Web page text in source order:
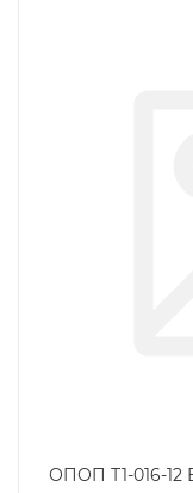
ОПОП Т1-016-12